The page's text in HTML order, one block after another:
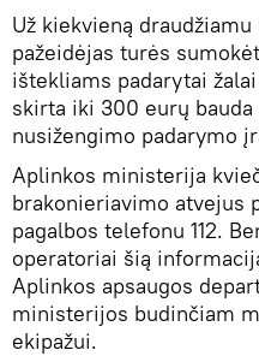
Už kiekvieną
pažeidėjas turės
ištekliams padarytai
skirta iki 300 eurų
nusižengimo padarymo
Aplinkos ministerija
brakonieriavimo atvejus
pagalbos telefonu 112.
operatoriai šią
Aplinkos apsaugos
ministerijos budinčiam
ekipažui.